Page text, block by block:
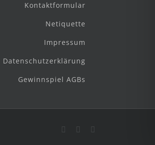
Kontaktformular
Netiquette
Impressum
Datenschutzerklärung
Gewinnspiel AGBs
FacebookInstagram